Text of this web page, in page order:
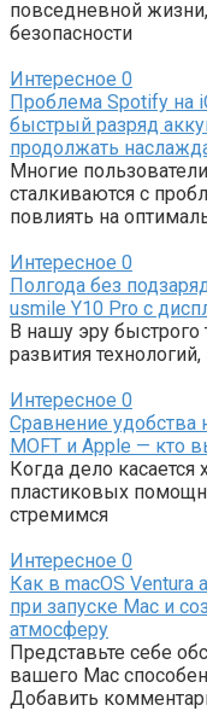
повседневной
безопасности
Интересное 0
Проблема Spotify на
быстрый разряд
продолжать
Многие
сталкиваются с
повлиять на
Интересное 0
Полгода без
usmile Y10 Pro с
В нашу эру быстрого
развития
Интересное 0
Сравнение
MOFT и Apple — кто
Когда дело
пластиковых
стремимся
Интересное 0
Как в macOS Ventura
при запуске Mac и
атмосферу
Представьте себе
вашего Mac
Добавить